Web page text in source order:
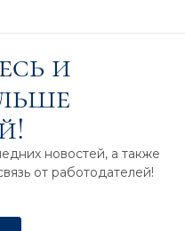
и
новостей, а также
от работодателей!